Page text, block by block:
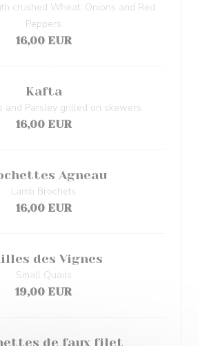
crushed Wheat, Onions and Red
Peppers
16,00 EUR
Kafta
and Parsley grilled on skewers
16,00 EUR
Agneau
Lamb Brochets
16,00 EUR
des Vignes
Small Quails
19,00 EUR
de faux filet